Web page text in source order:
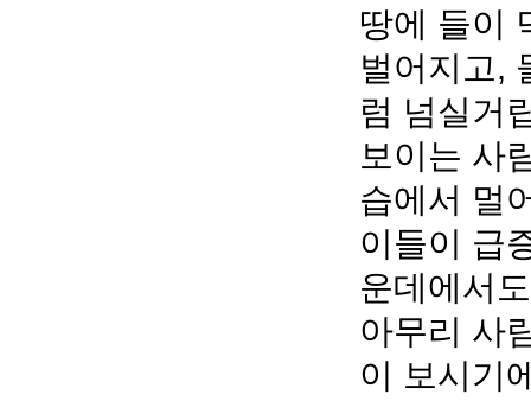
땅에 들이
벌어지고,
럼 넘실거
보이는 사
습에서 멀
이들이 급
운데에서
아무리 사
이 보시기